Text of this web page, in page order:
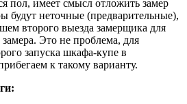
пол, имеет смысл отложить замер
будут неточные (предварительные),
второго выезда замерщика для
Это не проблема, для
запуска шкафа-купе в
к такому варианту.